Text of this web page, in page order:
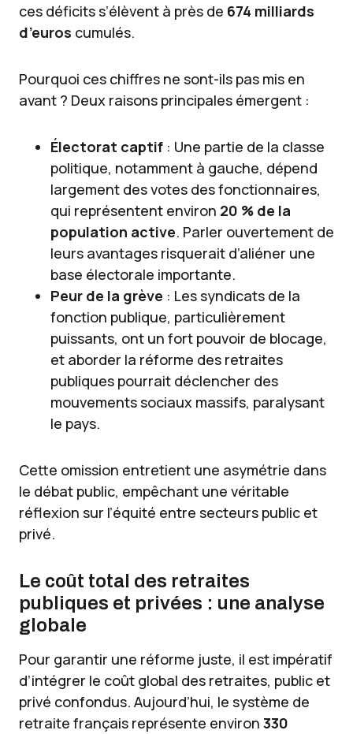
ces déficits s’élèvent à près de 674 milliards
d’euros cumulés.
Pourquoi ces chiffres ne sont-ils pas mis en
avant ? Deux raisons principales émergent :
Électorat captif : Une partie de la classe
politique, notamment à gauche, dépend
largement des votes des fonctionnaires,
qui représentent environ 20 % de la
population active. Parler ouvertement de
leurs avantages risquerait d’aliéner une
base électorale importante.
Peur de la grève : Les syndicats de la
fonction publique, particulièrement
puissants, ont un fort pouvoir de blocage,
et aborder la réforme des retraites
publiques pourrait déclencher des
mouvements sociaux massifs, paralysant
le pays.
Cette omission entretient une asymétrie dans
le débat public, empêchant une véritable
réflexion sur l’équité entre secteurs public et
privé.
Le coût total des retraites
publiques et privées : une analyse
globale
Pour garantir une réforme juste, il est impératif
d’intégrer le coût global des retraites, public et
privé confondus. Aujourd’hui, le système de
retraite français représente environ 330